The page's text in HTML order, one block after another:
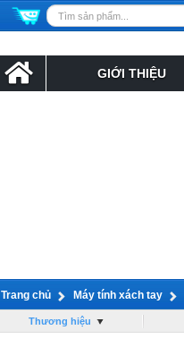
GIỚI THIỆU
Trang chủ Máy tính xách tay
Thương hiệu